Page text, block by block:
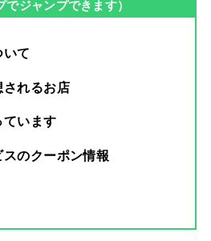
でジャンプできます）
いて
されるお店
ています
のクーポン情報